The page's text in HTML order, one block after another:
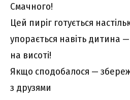
Смачного!
Цей пиріг готується
упорається навіть дитина
на висоті!
Якщо сподобалося —
з друзями